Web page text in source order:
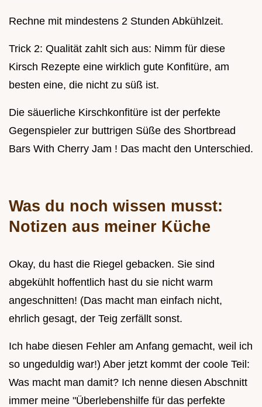
Rechne mit mindestens 2 Stunden Abkühlzeit.
Trick 2: Qualität zahlt sich aus: Nimm für diese
Kirsch Rezepte eine wirklich gute Konfitüre, am
besten eine, die nicht zu süß ist.
Die säuerliche Kirschkonfitüre ist der perfekte
Gegenspieler zur buttrigen Süße des Shortbread
Bars With Cherry Jam ! Das macht den Unterschied.
Was du noch wissen musst:
Notizen aus meiner Küche
Okay, du hast die Riegel gebacken. Sie sind
abgekühlt hoffentlich hast du sie nicht warm
angeschnitten! (Das macht man einfach nicht,
ehrlich gesagt, der Teig zerfällt sonst.
Ich habe diesen Fehler am Anfang gemacht, weil ich
so ungeduldig war!) Aber jetzt kommt der coole Teil:
Was macht man damit? Ich nenne diesen Abschnitt
immer meine "Überlebenshilfe für das perfekte